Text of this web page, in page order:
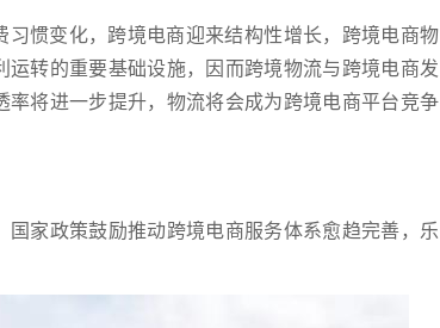
惯变化，跨境电商迎来结构性增长，跨境电商物
转的重要基础设施，因而跨境物流与跨境电商发
将进一步提升，物流将会成为跨境电商平台竞争
家政策鼓励推动跨境电商服务体系愈趋完善，乐